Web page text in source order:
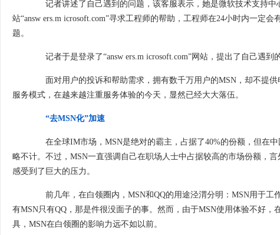
记者讲述了自己遇到的问题，该客服表示，她是微软技术支持中
站“answ ers.m icrosoft.com”寻求工程师的帮助，工程师在24小时内一定
题。
记者于是登录了“answ ers.m icrosoft.com”网站，提出了自己遇到
面对用户的投诉和帮助需求，拥有数千万用户的MSN，却不提供
服务模式，在越来越注重服务体验的今天，显然已经大大落伍。
“去MSN化”加速
在全球IM市场，MSN是绝对的霸主，占据了40%的份额，但在中
略不计。不过，MSN一直强调自己在职场人士中占据较高的市场份额，
感受到了巨大的压力。
前几年，在白领圈内，MSN和QQ的用途泾渭分明：MSN用于工
有MSN只有QQ，那是件很没面子的事。然而，由于MSN使用体验不好
具，MSN在白领圈的影响力远不如以前。